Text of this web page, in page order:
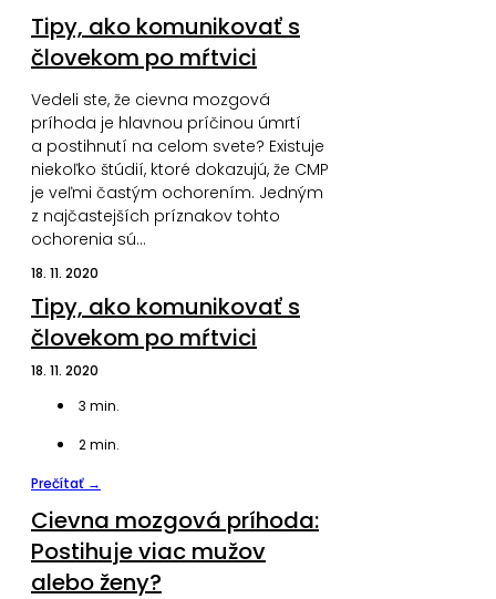
Tipy, ako komunikovať s
človekom po mŕtvici
Vedeli ste, že cievna mozgová
príhoda je hlavnou príčinou úmrtí
a postihnutí na celom svete? Existuje
niekoľko štúdií, ktoré dokazujú, že CMP
je veľmi častým ochorením. Jedným
z najčastejších príznakov tohto
ochorenia sú…
18. 11. 2020
Tipy, ako komunikovať s
človekom po mŕtvici
18. 11. 2020
3 min.
2min.
Prečítať →
Cievna mozgová príhoda:
Postihuje viac mužov
alebo ženy?